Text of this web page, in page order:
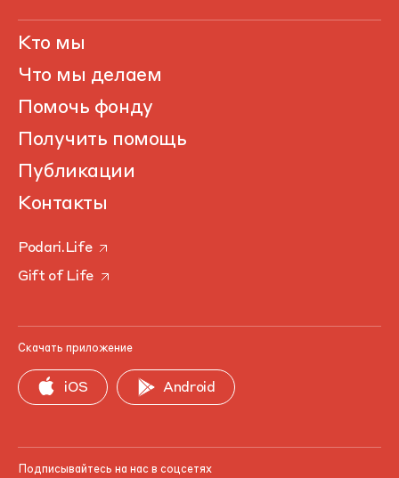
Кто мы
Что мы делаем
Помочь фонду
Получить помощь
Публикации
Контакты
Podari.Life
Gift of Life
Скачать приложение
iOS Android
Подписывайтесь на нас в соцсетях